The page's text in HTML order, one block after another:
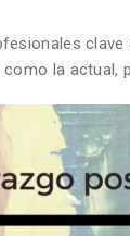
clave
la actual,